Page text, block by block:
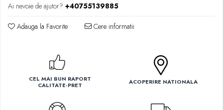
Ai nevoie de ajutor? +40755139885
Adauga la Favorite Cere informatii
CEL MAI BUN RAPORT
CALITATE-PRET
ACOPERIRE NATIONALA